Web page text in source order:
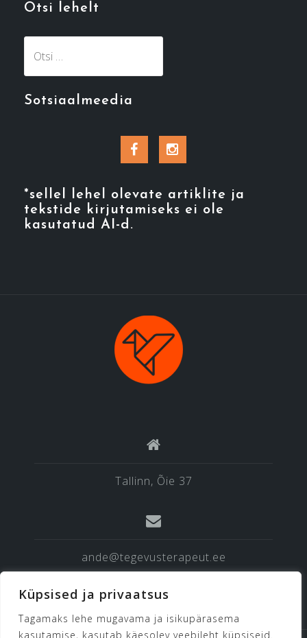
Küpsised ja privaatsus
Tagamaks lehe mugavama ja isikupärasema
kasutamise, kasutab käesolev veebileht küpsiseid.
Otsi lehelt
Sotsiaalmeedia
Facebook
*sellel lehel olevate artiklite ja
tekstide kirjutamiseks ei ole
kasutatud AI-d.
Tallinn, Õie 37
ande@tegevusterapeut.ee